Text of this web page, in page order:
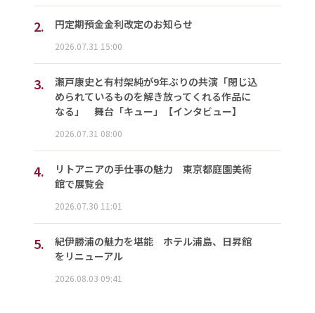
2. 円定期預金金利改定のお知らせ
2026.07.31 15:00
3.
瀬戸康史と有村架純が9年ぶりの共演「閉じ込
められているものを解き放ってくれる作品に
なる」 舞台「キュー」【インタビュー】
2026.07.31 08:00
4.
リトアニアの手仕事の魅力 東京都庭園美術
館で展覧会
2026.07.30 11:01
5.
紀伊勝浦の魅力を堪能 ホテル浦島、日昇館
をリニューアル
2026.08.03 09:41